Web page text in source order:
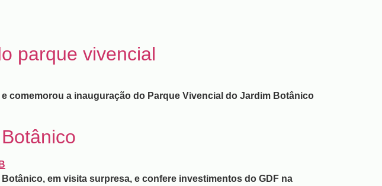
parque vivencial
comemorou a inauguração do Parque Vivencial do Jardim Botânico
em visita surpresa, e confere investimentos do GDF na